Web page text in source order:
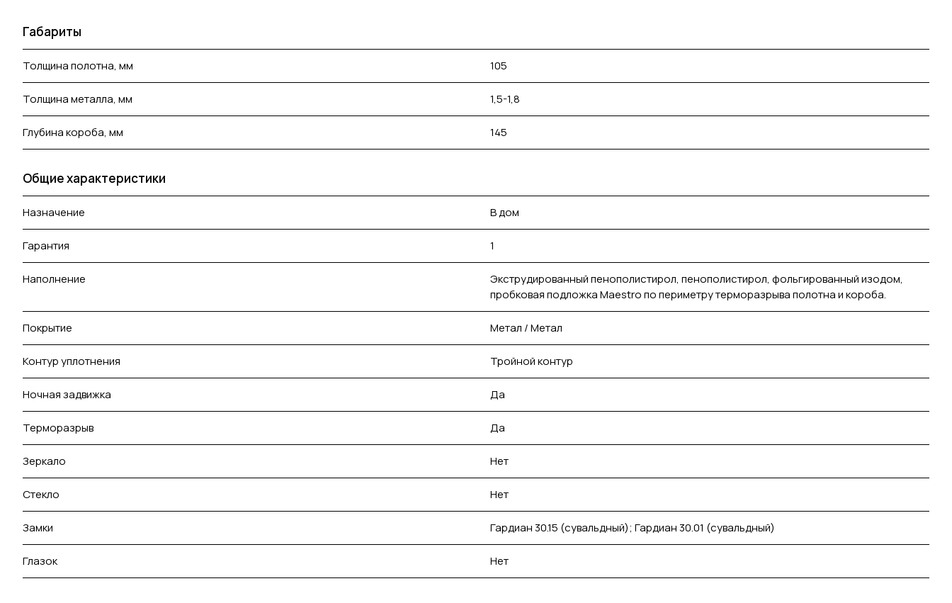
Габариты
Толщина полотна, мм 105
Толщина металла, мм 1,5-1,8
Глубина короба, мм 145
Общие характеристики
Назначение В дом
Гарантия 1
Наполнение
Экструдированный пенополистирол, пенополистирол, фольгированный изодом,
пробковая подложка Maestro по периметру терморазрыва полотна и короба.
Покрытие Метал / Метал
Контур уплотнения Тройной контур
Ночная задвижка Да
Терморазрыв Да
Зеркало Нет
Стекло Нет
Замки Гардиан 30.15 (сувальдный); Гардиан 30.01 (сувальдный)
Глазок Нет